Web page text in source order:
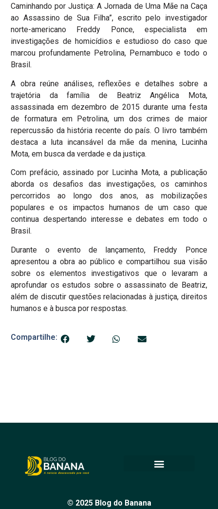
Caminhando por Justiça: A Jornada de Uma Mãe na Caça
ao Assassino de Sua Filha”, escrito pelo investigador
norte-americano Freddy Ponce, especialista em
investigações de homicídios e estudioso do caso que
marcou profundamente Petrolina, Pernambuco e todo o
Brasil.
A obra reúne análises, reflexões e detalhes sobre a
trajetória da família de Beatriz Angélica Mota,
assassinada em dezembro de 2015 durante uma festa
de formatura em Petrolina, um dos crimes de maior
repercussão da história recente do país. O livro também
destaca a luta incansável da mãe da menina, Lucinha
Mota, em busca da verdade e da justiça.
Com prefácio, assinado por Lucinha Mota, a publicação
aborda os desafios das investigações, os caminhos
percorridos ao longo dos anos, as mobilizações
populares e os impactos humanos de um caso que
continua despertando interesse e debates em todo o
Brasil.
Durante o evento de lançamento, Freddy Ponce
apresentou a obra ao público e compartilhou sua visão
sobre os elementos investigativos que o levaram a
aprofundar os estudos sobre o assassinato de Beatriz,
além de discutir questões relacionadas à justiça, direitos
humanos e à busca por respostas.
Compartilhe:
© 2025 Blog do Banana